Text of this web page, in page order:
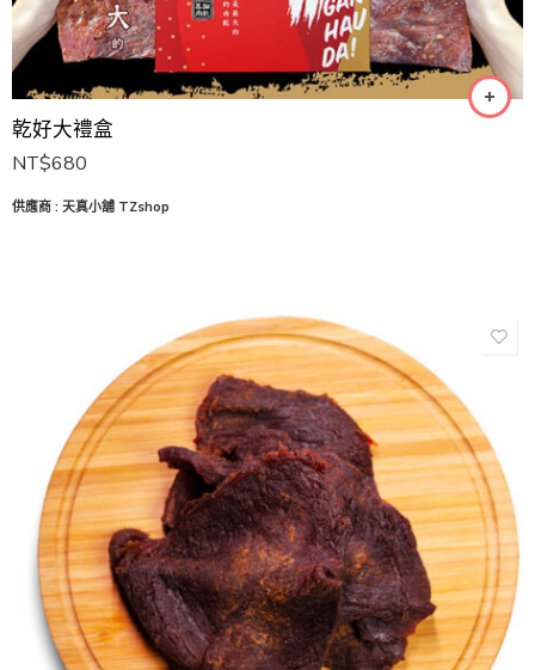
乾好大禮盒
NT$680
供應商 : 天真小舖 TZshop